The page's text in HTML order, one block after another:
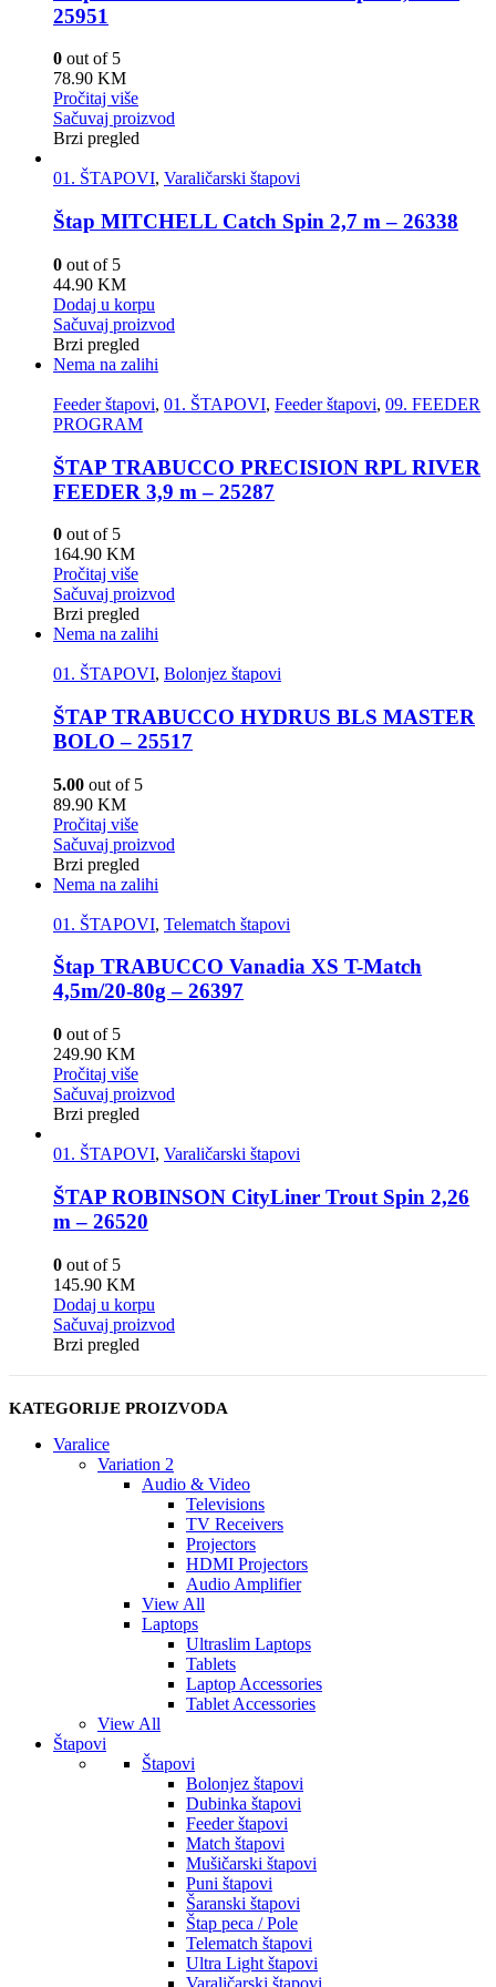
25951
0 out of 5
78.90 KM
Pročitaj više
Sačuvaj proizvod
Brzi pregled
01. ŠTAPOVI, Varaličarski štapovi
Štap MITCHELL Catch Spin 2,7 m – 26338
0 out of 5
44.90 KM
Dodaj u korpu
Sačuvaj proizvod
Brzi pregled
Nema na zalihi
Feeder štapovi, 01. ŠTAPOVI, Feeder štapovi, 09. FEEDER
PROGRAM
ŠTAP TRABUCCO PRECISION RPL RIVER
FEEDER 3,9 m – 25287
0 out of 5
164.90 KM
Pročitaj više
Sačuvaj proizvod
Brzi pregled
Nema na zalihi
01. ŠTAPOVI, Bolonjez štapovi
ŠTAP TRABUCCO HYDRUS BLS MASTER
BOLO – 25517
5.00 out of 5
89.90 KM
Pročitaj više
Sačuvaj proizvod
Brzi pregled
Nema na zalihi
01. ŠTAPOVI, Telematch štapovi
Štap TRABUCCO Vanadia XS T-Match
4,5m/20-80g – 26397
0 out of 5
249.90 KM
Pročitaj više
Sačuvaj proizvod
Brzi pregled
01. ŠTAPOVI, Varaličarski štapovi
ŠTAP ROBINSON CityLiner Trout Spin 2,26
m – 26520
0 out of 5
145.90 KM
Dodaj u korpu
Sačuvaj proizvod
Brzi pregled
KATEGORIJE PROIZVODA
Varalice
Variation 2
Audio & Video
Televisions
TV Receivers
Projectors
HDMI Projectors
Audio Amplifier
View All
Laptops
Ultraslim Laptops
Tablets
Laptop Accessories
Tablet Accessories
View All
Štapovi
Štapovi
Bolonjez štapovi
Dubinka štapovi
Feeder štapovi
Match štapovi
Mušičarski štapovi
Puni štapovi
Šaranski štapovi
Štap peca / Pole
Telematch štapovi
Ultra Light štapovi
Varaličarski štapovi